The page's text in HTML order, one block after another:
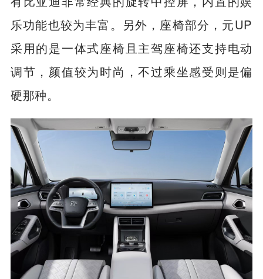
乐功能也较为丰富。另外，座椅部分，元UP
采用的是一体式座椅且主驾座椅还支持电动
调节，颜值较为时尚，不过乘坐感受则是偏
硬那种。